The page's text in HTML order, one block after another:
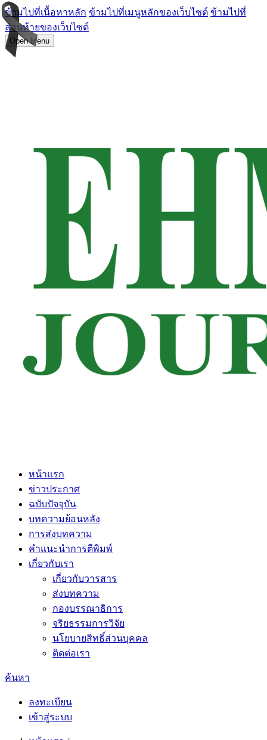
ข้ามไปที่เนื้อหาหลัก ข้ามไปที่เมนูหลักของเว็บไซต์ ข้ามไปที่
ส่วนท้ายของเว็บไซต์
Open Menu
หน้าแรก
ข่าวประกาศ
ฉบับปัจจุบัน
บทความย้อนหลัง
การส่งบทความ
คำแนะนำการตีพิมพ์
เกี่ยวกับเรา
เกี่ยวกับวารสาร
ส่งบทความ
กองบรรณาธิการ
จริยธรรมการวิจัย
นโยบายสิทธิ์ส่วนบุคคล
ติดต่อเรา
ค้นหา
ลงทะเบียน
เข้าสู่ระบบ